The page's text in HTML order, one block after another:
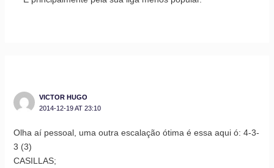
VICTOR HUGO
2014-12-19 AT 23:10
Olha aí pessoal, uma outra escalação ótima é essa aqui ó: 4-3-
3 (3)
CASILLAS;